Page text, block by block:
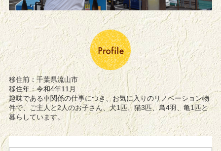
移住前：千葉県流山市
移住年：令和4年11月
趣味である車関係の仕事につき、お気に入りのリノベーション物
件で、ご主人と2人のお子さん、犬1匹、猫3匹、鳥4羽、亀1匹と
暮らしています。